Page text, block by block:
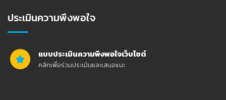
ประเมินความพึงพอใจ
แบบประเมินความพึงพอใจเว็บไซต์
คลิกเพื่อร่วมประเมินและเสนอแนะ